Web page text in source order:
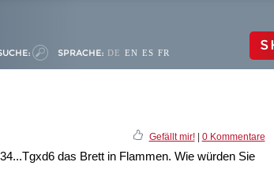
SPRACHE: DE EN ES FR
Gefällt mir!| 0 Kommentare
das Brett in Flammen. Wie würden Sie